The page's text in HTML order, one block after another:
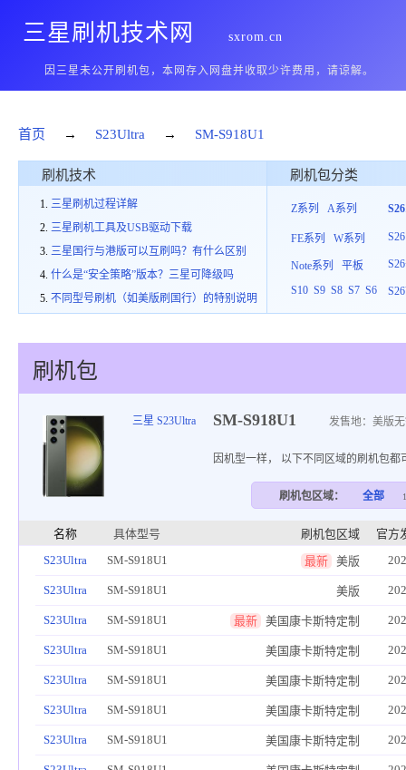
三星刷机技术网 sxrom.cn
因三星未公开刷机包，本网存入网盘并收取少许费用，请谅解。
首页 → S23Ultra → SM-S918U1
刷机技术
三星刷机过程详解
三星刷机工具及USB驱动下载
三星国行与港版可以互刷吗？有什么区别
什么是“安全策略”版本？三星可降级吗
不同型号刷机（如美版刷国行）的特别说明
刷机包分类
Z系列 A系列
FE系列 W系列
Note系列
平板
S10 S9 S8 S7 S6
S26
刷机包
三星 S23Ultra SM-S918U1 发售地：美版
因机型一样， 以下不同区域的刷机包
刷机包区域： 全部
名称 具体型号 刷机包区域
官方
S23Ultra
SM-S918U1 最新 美版
S23Ultra SM-S918U1 美版
S23Ultra SM-S918U1 最新 美国康卡斯特定制
S23Ultra SM-S918U1 美国康卡斯特定制
S23Ultra SM-S918U1 美国康卡斯特定制
S23Ultra SM-S918U1 美国康卡斯特定制
S23Ultra SM-S918U1 美国康卡斯特定制